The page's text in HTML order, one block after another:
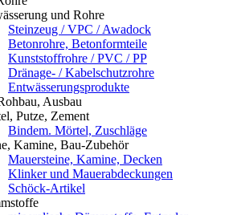
und Rohre
Steinzeug / VPC / Awadock
Betonrohre, Betonformteile
Kunststoffrohre / PVC / PP
Dränage- / Kabelschutzrohre
Entwässerungsprodukte
Ausbau
Putze, Zement
Bindem. Mörtel, Zuschläge
Kamine, Bau-Zubehör
Mauersteine, Kamine, Decken
Klinker und Mauerabdeckungen
Schöck-Artikel